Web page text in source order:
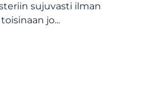
sujuvasti ilman
jo...